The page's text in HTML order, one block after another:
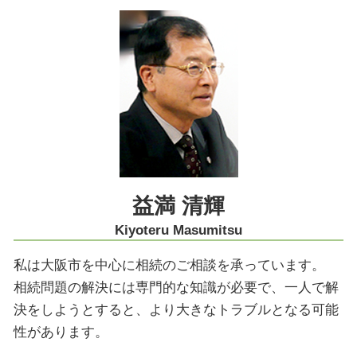
相続税対策 生前贈与
相続 不動産 評価
相続税対策 不動産
コンプライアンス
交通事故 慰謝料 算定基準
建物 明け渡し 強制執行
削除請求 弁護士
医療過誤 高齢者 慰謝料
契約法務 商事法務
労働問題 京都市 弁護士
組織再編 大阪市 弁護士
遺留分侵害額請求 神戸市 弁護士
法律問題 大阪市 弁護士
労働問題 奈良市 弁護士
M&A 大阪市 弁護士
相続放棄 大阪市 弁護士
限定承認 神戸市 弁護士
遺産分割協議 大阪市 弁護士
相続放棄 神戸市 弁護士
相続 奈良市 弁護士益満 清輝
Kiyoteru Masumitsu
私は大阪市を中心に相続のご相談を承っています。
相続問題の解決には専門的な知識が必要で、一人で解
決をしようとすると、より大きなトラブルとなる可能
性があります。